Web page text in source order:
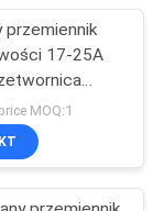
17-25A
Certyfikat
MOQ:1